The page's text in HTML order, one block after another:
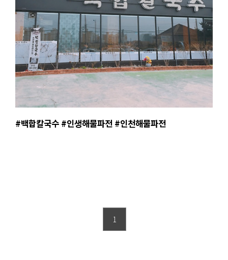
#백합칼국수 #인생해물파전 #인천해물파전
1